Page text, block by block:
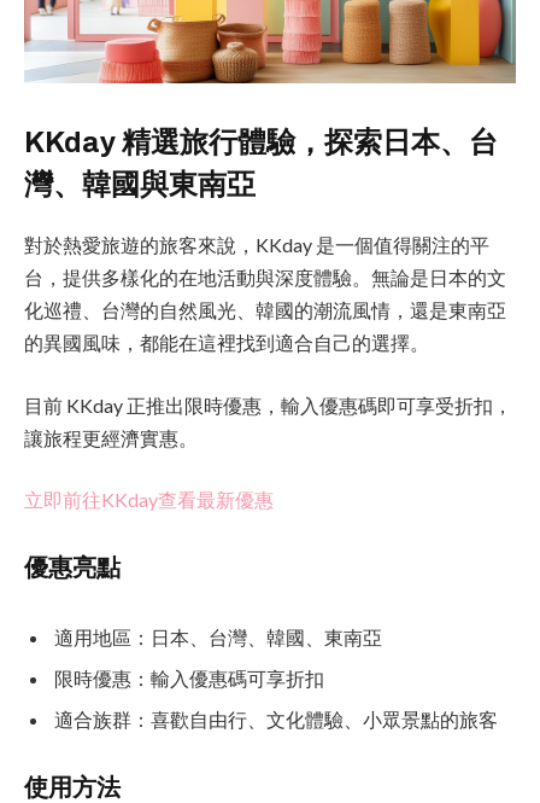
KKday 精選旅行體驗，探索日本、台
灣、韓國與東南亞
對於熱愛旅遊的旅客來說，KKday 是一個值得關注的平
台，提供多樣化的在地活動與深度體驗。無論是日本的文
化巡禮、台灣的自然風光、韓國的潮流風情，還是東南亞
的異國風味，都能在這裡找到適合自己的選擇。
目前 KKday 正推出限時優惠，輸入優惠碼即可享受折扣，
讓旅程更經濟實惠。
立即前往KKday查看最新優惠
優惠亮點
適用地區：日本、台灣、韓國、東南亞
限時優惠：輸入優惠碼可享折扣
適合族群：喜歡自由行、文化體驗、小眾景點的旅客
使用方法